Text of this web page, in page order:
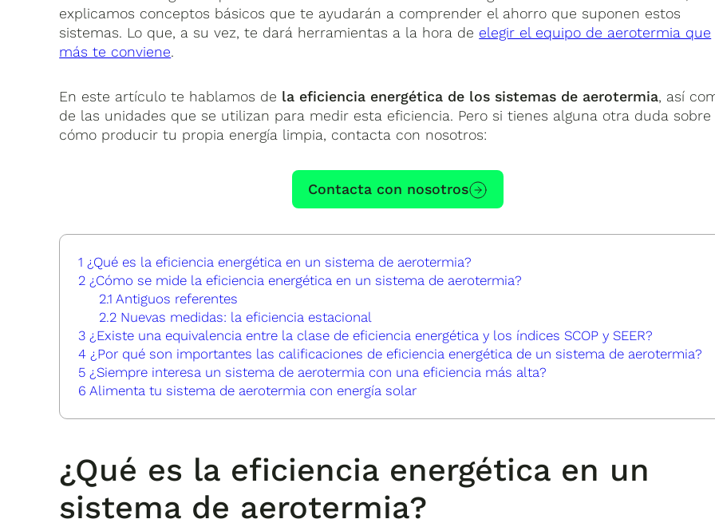
explicamos conceptos básicos que te ayudarán a comprender el ahorro que suponen estos
sistemas. Lo que, a su vez, te dará herramientas a la hora de elegir el equipo de aerotermia que
más te conviene.
En este artículo te hablamos de la eficiencia energética de los sistemas de aerotermia, así
de las unidades que se utilizan para medir esta eficiencia. Pero si tienes alguna otra duda sobre
cómo producir tu propia energía limpia, contacta con nosotros:
Contacta con nosotros
1 ¿Qué es la eficiencia energética en un sistema de aerotermia?
2 ¿Cómo se mide la eficiencia energética en un sistema de aerotermia?
2.1 Antiguos referentes
2.2Nuevas medidas: la eficiencia estacional
3 ¿Existe una equivalencia entre la clase de eficiencia energética y los índices SCOP y SEER?
4 ¿Por qué son importantes las calificaciones de eficiencia energética de un sistema de aerotermia?
5 ¿Siempre interesa un sistema de aerotermia con una eficiencia más alta?
6 Alimenta tu sistema de aerotermia con energía solar
¿Qué es la eficiencia energética en un
sistema de aerotermia?